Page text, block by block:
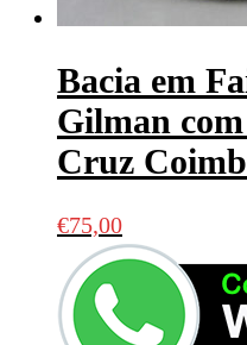
Bacia em
Gilman
Cruz
€75,00